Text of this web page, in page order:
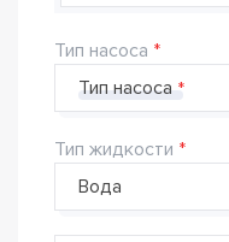
Тип насоса
Тип насоса
Тип жидкости